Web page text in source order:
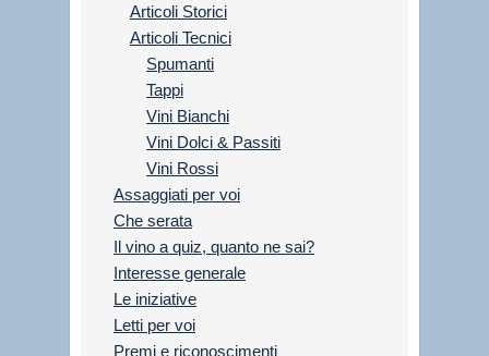
Articoli Storici
Articoli Tecnici
Spumanti
Tappi
Vini Bianchi
Vini Dolci & Passiti
Vini Rossi
Assaggiati per voi
Che serata
Il vino a quiz, quanto ne sai?
Interesse generale
Le iniziative
Letti per voi
Premi e riconoscimenti